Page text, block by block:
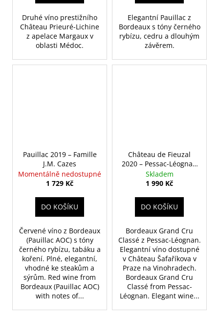
Druhé víno prestižního
Château Prieuré-Lichine
z apelace Margaux v
oblasti Médoc.
Elegantní Pauillac z
Bordeaux s tóny černého
rybízu, cedru a dlouhým
závěrem.
Pauillac 2019 – Famille
J.M. Cazes
Momentálně nedostupné
1 729 Kč
DO KOŠÍKU
Červené víno z Bordeaux
(Pauillac AOC) s tóny
černého rybízu, tabáku a
koření. Plné, elegantní,
vhodné ke steakům a
sýrům. Red wine from
Bordeaux (Pauillac AOC)
with notes of...
Château de Fieuzal
2020 – Pessac-Léognan
Grand Cru Classé de
Graves
Skladem
1 990 Kč
DO KOŠÍKU
Bordeaux Grand Cru
Classé z Pessac-Léognan.
Elegantní víno dostupné
v Château Šafaříkova v
Praze na Vinohradech.
Bordeaux Grand Cru
Classé from Pessac-
Léognan. Elegant wine...